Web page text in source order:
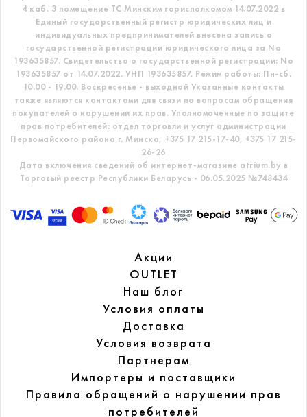
4 каб. 3 помещение ТС Минским горисполкомом 14.07.2022 в
Единый государственный регистр юридических лиц и
индивидуальных предпринимателей внесена запись о
государственной регистрации юридического лица за No
193635857. Свидетельство о государственной регистрации: No
193635857 от 14.07.2022. УНП 193635857. Режим работы: Пн-сб.
10.00 - 19.00. Воскресенье - выходной Указанные контакты
также являются контактами для связи по вопросам обращения
покупателей о нарушении их прав. Уполномоченные по защите
прав потребителей: отдел торговли и услуг администрации
Первомайского района г. Минска, +375 17 215-17-40, +375 17 215-
26-26
Дата включения сведений об интернет-магазине atrium.by в
Торговый реестр Республики Беларусь - 06.05.2025 №748434
Акции
OUTLET
Наш блог
Условия оплаты
Доставка
Условия возврата
Партнерам
Импортеры и поставщики
Правила обращений о нарушении прав
потребителей